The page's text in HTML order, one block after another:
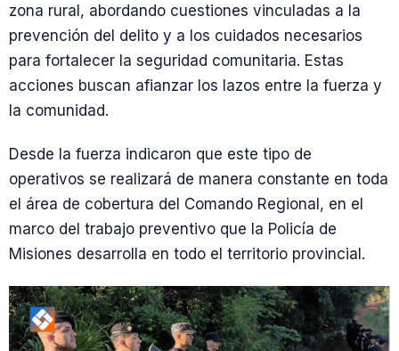
zona rural, abordando cuestiones vinculadas a la
prevención del delito y a los cuidados necesarios
para fortalecer la seguridad comunitaria. Estas
acciones buscan afianzar los lazos entre la fuerza y
la comunidad.
Desde la fuerza indicaron que este tipo de
operativos se realizará de manera constante en toda
el área de cobertura del Comando Regional, en el
marco del trabajo preventivo que la Policía de
Misiones desarrolla en todo el territorio provincial.